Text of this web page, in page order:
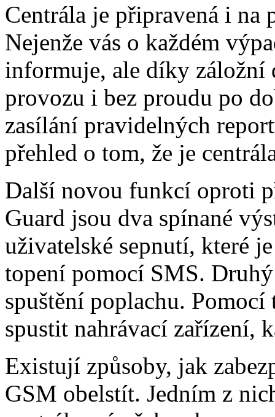
Centrála je připravená i na
Nejenže vás o každém
informuje, ale díky záložní
provozu i bez proudu po
zasílání pravidelných
přehled o tom, že je
Další novou funkcí oproti
Guard jsou dva spínané
uživatelské sepnutí, které
topení pomocí SMS.
spuštění poplachu.
spustit nahrávací zařízení,
Existují způsoby, jak
GSM obelstít. Jedním z